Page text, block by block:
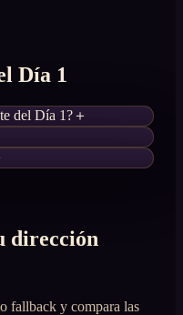
Día 1
del Día 1?＋
dirección
fallback y compara las